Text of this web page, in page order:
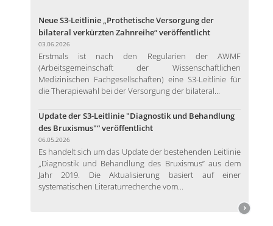
Neue S3-Leitlinie „Prothetische Versorgung der
bilateral verkürzten Zahnreihe“ veröffentlicht
03.06.2026
Erstmals ist nach den Regularien der AWMF
(Arbeitsgemeinschaft der Wissenschaftlichen
Medizinischen Fachgesellschaften) eine S3-Leitlinie für
die Therapiewahl bei der Versorgung der bilateral...
Update der S3-Leitlinie "Diagnostik und Behandlung
des Bruxismus"“ veröffentlicht
06.05.2026
Es handelt sich um das Update der bestehenden Leitlinie
„Diagnostik und Behandlung des Bruxismus“ aus dem
Jahr 2019. Die Aktualisierung basiert auf einer
systematischen Literaturrecherche vom...